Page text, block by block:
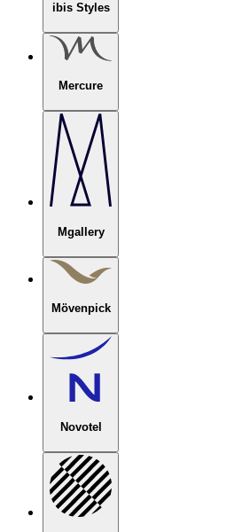
ibis Styles
Mercure
Mgallery
Mövenpick
Novotel